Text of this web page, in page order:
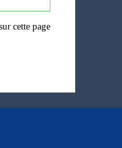
cette page